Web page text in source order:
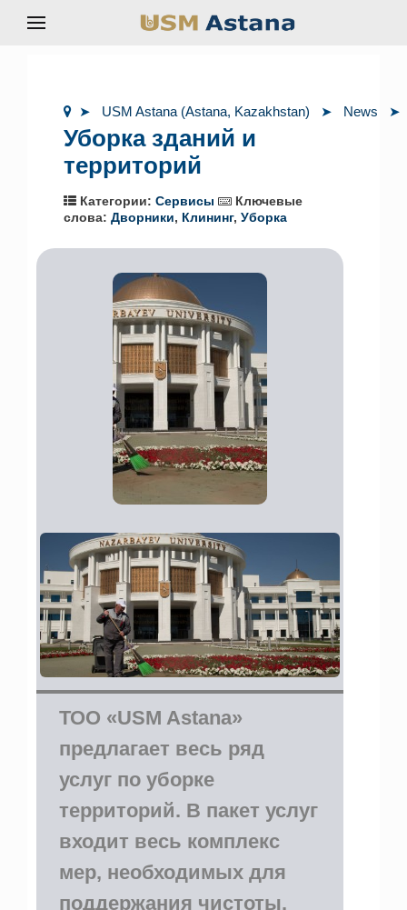
USM Astana (Astana, Kazakhstan) News
Уборка зданий и
территорий
Категории: Сервисы
Ключевые
слова: Дворники, Клининг, Уборка
ТОО «USM Astana»
предлагает весь ряд
услуг по уборке
территорий. В пакет услуг
входит весь комплекс
мер, необходимых для
поддержания чистоты.